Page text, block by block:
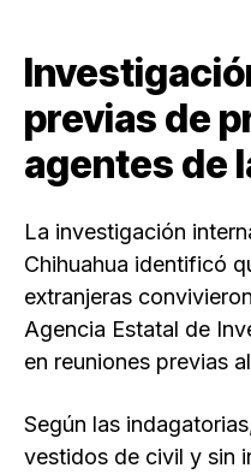
previas de
agentes de
La investigación
Chihuahua identificó
extranjeras
Agencia Estatal de
en reuniones previas
Según las
vestidos de civil y sin